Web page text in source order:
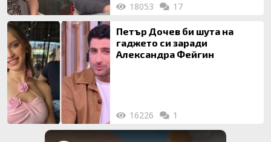
18053 17
Петър Дочев би шута на
гаджето си заради
Александра Фейгин
16226 1